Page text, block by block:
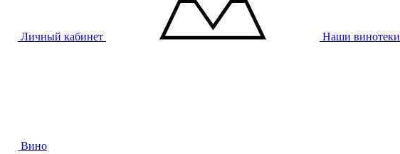
Личный кабинет Наши винотеки
Вино